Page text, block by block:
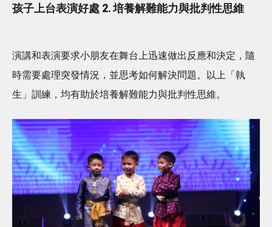
孩子上台表演好處 2. 培養解難能力與批判性思維
演講和表演要求小朋友在舞台上迅速做出反應和決定，隨
時需要處理突發情況，並思考如何解決問題。以上「執
生」訓練，均有助於培養解難能力與批判性思維。